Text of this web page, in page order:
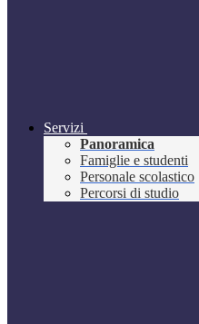
Servizi
Panoramica
Famiglie e studenti
Personale scolastico
Percorsi di studio